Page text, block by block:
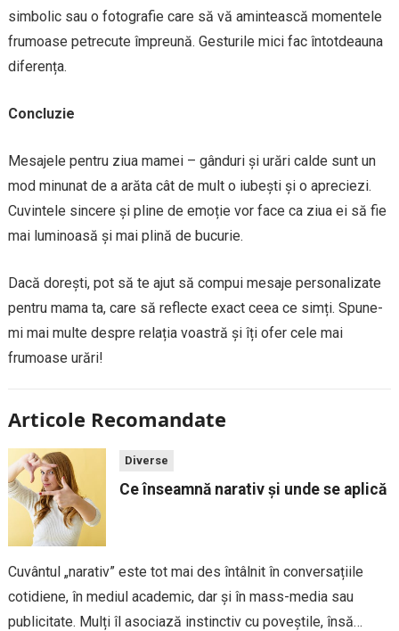
simbolic sau o fotografie care să vă amintească momentele
frumoase petrecute împreună. Gesturile mici fac întotdeauna
diferența.
Concluzie
Mesajele pentru ziua mamei – gânduri și urări calde sunt un
mod minunat de a arăta cât de mult o iubești și o apreciezi.
Cuvintele sincere și pline de emoție vor face ca ziua ei să fie
mai luminoasă și mai plină de bucurie.
Dacă dorești, pot să te ajut să compui mesaje personalizate
pentru mama ta, care să reflecte exact ceea ce simți. Spune-
mi mai multe despre relația voastră și îți ofer cele mai
frumoase urări!
Articole Recomandate
Diverse
Ce înseamnă narativ și unde se aplică
Cuvântul „narativ” este tot mai des întâlnit în conversațiile
cotidiene, în mediul academic, dar și în mass-media sau
publicitate. Mulți îl asociază instinctiv cu poveștile, însă